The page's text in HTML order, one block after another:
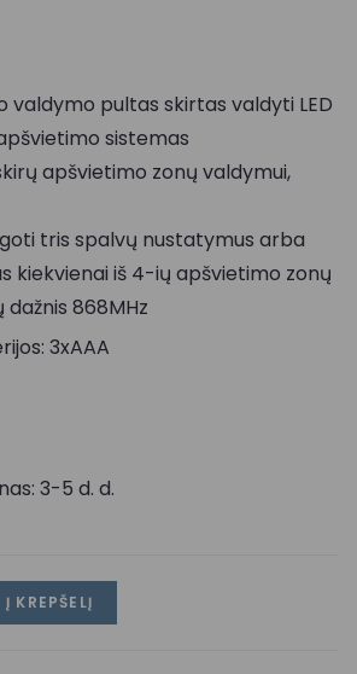
valdymo pultas skirtas valdyti LED
sistemas
apšvietimo zonų valdymui,
tris spalvų nustatymus arba
kiekvienai iš 4-ių apšvietimo zonų
dažnis 868MHz
3xAAA
3-5 d. d.
Į KREPŠELĮ